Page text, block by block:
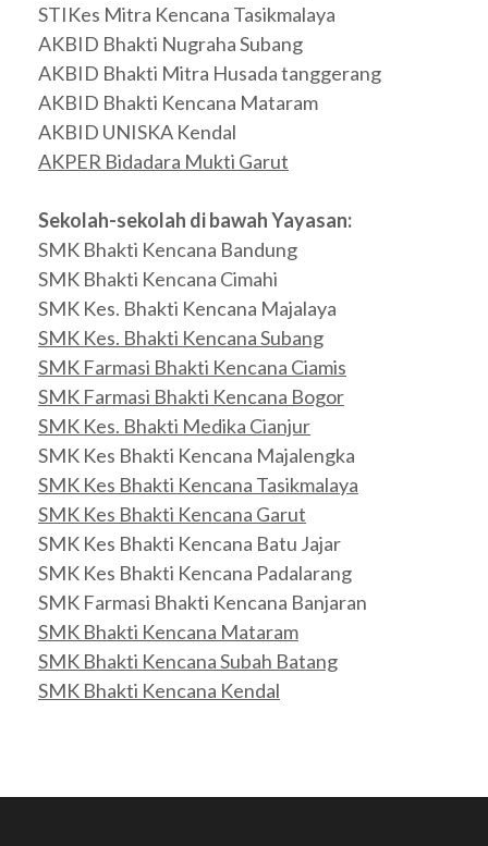
STIKes Mitra Kencana Tasikmalaya
AKBID Bhakti Nugraha Subang
AKBID Bhakti Mitra Husada tanggerang
AKBID Bhakti Kencana Mataram
AKBID UNISKA Kendal
AKPER Bidadara Mukti Garut
Sekolah-sekolah di bawah Yayasan:
SMK Bhakti Kencana Bandung
SMK Bhakti Kencana Cimahi
SMK Kes. Bhakti Kencana Majalaya
SMK Kes. Bhakti Kencana Subang
SMK Farmasi Bhakti Kencana Ciamis
SMK Farmasi Bhakti Kencana Bogor
SMK Kes. Bhakti Medika Cianjur
SMK Kes Bhakti Kencana Majalengka
SMK Kes Bhakti Kencana Tasikmalaya
SMK Kes Bhakti Kencana Garut
SMK Kes Bhakti Kencana Batu Jajar
SMK Kes Bhakti Kencana Padalarang
SMK Farmasi Bhakti Kencana Banjaran
SMK Bhakti Kencana Mataram
SMK Bhakti Kencana Subah Batang
SMK Bhakti Kencana Kendal